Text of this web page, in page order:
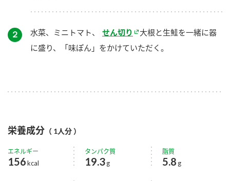
２ 水菜、ミニトマト、 せん切り
大根と生鮭を一緒に器
に盛り、「味ぽん」をかけていただく。
栄養成分 （ 1人分 ）
エネルギー
156kcal
タンパク質
19.3g
脂質
5.8 g